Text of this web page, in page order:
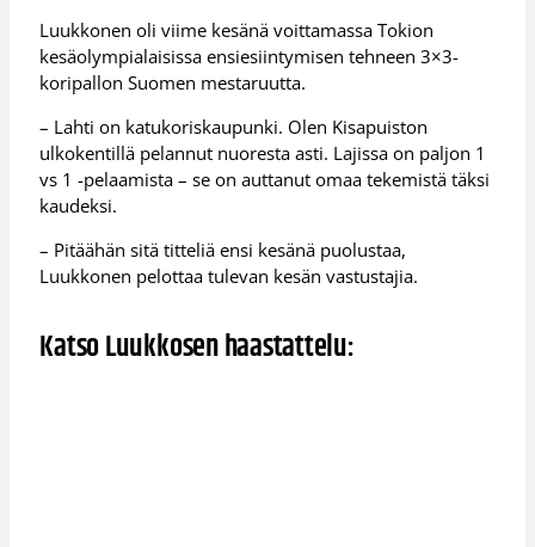
Luukkonen oli viime kesänä voittamassa Tokion
kesäolympialaisissa ensiesiintymisen tehneen 3×3-
koripallon Suomen mestaruutta.
– Lahti on katukoriskaupunki. Olen Kisapuiston
ulkokentillä pelannut nuoresta asti. Lajissa on paljon 1
vs 1 -pelaamista – se on auttanut omaa tekemistä täksi
kaudeksi.
– Pitäähän sitä titteliä ensi kesänä puolustaa,
Luukkonen pelottaa tulevan kesän vastustajia.
Katso Luukkosen haastattelu: